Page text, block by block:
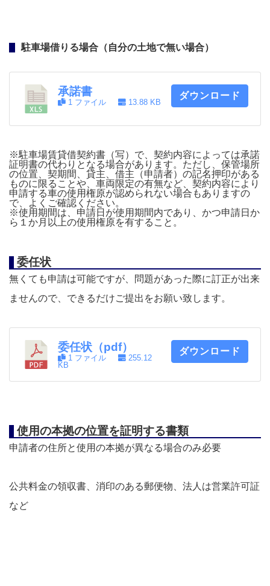
駐車場借りる場合（自分の土地で無い場合）
承諾書
1 ファイル 13.88 KB
ダウンロード
※駐車場賃貸借契約書（写）で、契約内容によっては承諾
証明書の代わりとなる場合があります。ただし、保管場所
の位置、契期間、貸主、借主（申請者）の記名押印がある
ものに限ることや、車両限定の有無など、契約内容により
申請する車の使用権原が認められない場合もありますの
で、よくご確認ください。
※使用期間は、申請日が使用期間内であり、かつ申請日か
ら１か月以上の使用権原を有すること。
委任状
無くても申請は可能ですが、問題があった際に訂正が出来
ませんので、できるだけご提出をお願い致します。
委任状（pdf）
1 ファイル
255.12
KB
ダウンロード
使用の本拠の位置を証明する書類
申請者の住所と使用の本拠が異なる場合のみ必要
公共料金の領収書、消印のある郵便物、法人は営業許可証
など